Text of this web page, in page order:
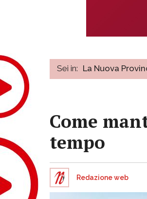
Sei in: La Nuova
Come
tempo
Redazione web